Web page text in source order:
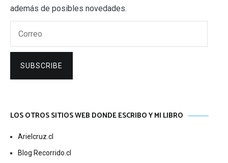
además de posibles novedades.
SUBSCRIBE
LOS OTROS SITIOS WEB DONDE ESCRIBO Y MI LIBRO
Arielcruz.cl
Blog Recorrido.cl